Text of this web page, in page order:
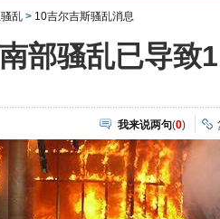
乱 > 10吉尔吉斯骚乱消息
部骚乱已导致
我来说两句(0)